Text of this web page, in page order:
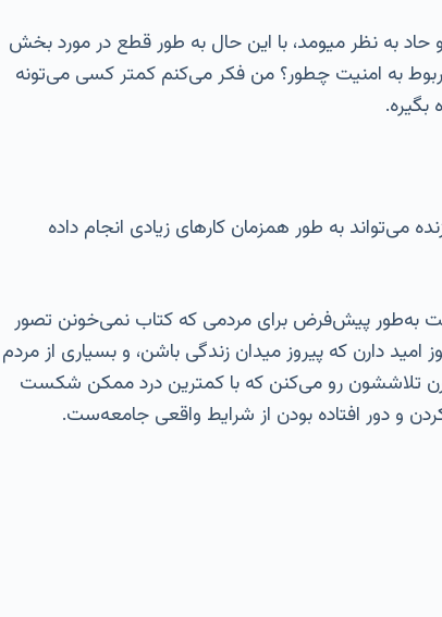
حاد به نظر میومد، با این حال به طور قطع در مورد بخش
مربوط به امنیت چطور؟ من فکر می‌کنم کمتر کسی می‌تونه
می‌تواند به طور همزمان کارهای زیادی انجام داده
به‌طور پیش‌فرض برای مردمی که کتاب نمی‌خونن تصور
امید دارن که پیروز میدان زندگی باشن، و بسیاری از مردم
تلاششون رو می‌کنن که با کمترین درد ممکن شکست
و دور افتاده بودن از شرایط واقعی جامعه‌ست.